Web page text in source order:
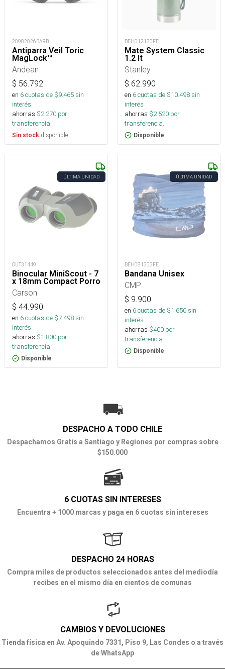
20982026BARB
Antiparra Veil Toric
MagLock™
Andean
$ 56.792
en 6cuotas de $9.465sin
interés
ahorras $2.270 por
transferencia.
Sin stock disponible
BEH012130FE
Mate System Classic
1.2 lt
Stanley
$ 62.990
en 6cuotas de $10.498sin
interés
ahorras $2.520 por
transferencia.
Disponible
ÚLTIMA UNIDAD
OUT31449
Binocular MiniScout - 7
x 18mm Compact Porro
Carson
$ 44.990
en 6cuotas de $7.498sin
interés
ahorras $1.800 por
transferencia.
Disponible
ÚLTIMA UNIDAD
BEH081303FE
Bandana Unisex
CMP
$ 9.900
en 6cuotas de $1.650sin
interés
ahorras $400 por
transferencia.
Disponible
DESPACHO A TODO CHILE
Despachamos Gratis a Santiago y Regiones por compras sobre
$150.000
6 CUOTAS SIN INTERESES
Encuentra + 1000 marcas y paga en 6 cuotas sin intereses
DESPACHO 24 HORAS
Compra miles de productos seleccionados antes del mediodía
recibes en el mismo día en cientos de comunas
CAMBIOS Y DEVOLUCIONES
Tienda física en Av. Apoquindo 7331, Piso 9, Las Condes o a través
de WhatsApp